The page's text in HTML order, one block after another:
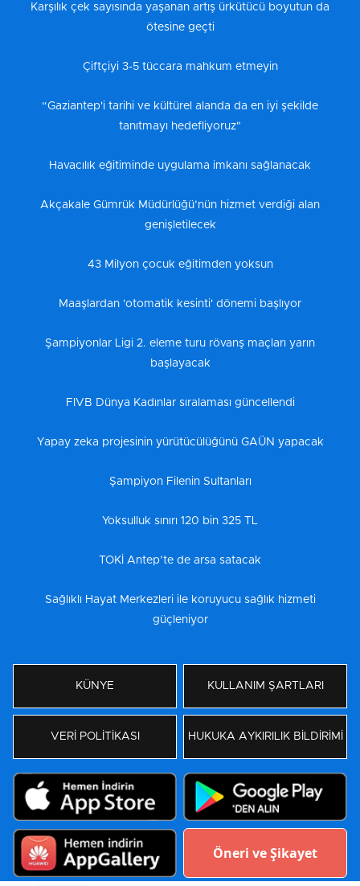
Karşılık çek sayısında yaşanan artış ürkütücü boyutun da
ötesine geçti
Çiftçiyi 3-5 tüccara mahkum etmeyin
“Gaziantep'i tarihi ve kültürel alanda da en iyi şekilde
tanıtmayı hedefliyoruz"
Havacılık eğitiminde uygulama imkanı sağlanacak
Akçakale Gümrük Müdürlüğü’nün hizmet verdiği alan
genişletilecek
43 Milyon çocuk eğitimden yoksun
Maaşlardan 'otomatik kesinti' dönemi başlıyor
Şampiyonlar Ligi 2. eleme turu rövanş maçları yarın
başlayacak
FIVB Dünya Kadınlar sıralaması güncellendi
Yapay zeka projesinin yürütücülüğünü GAÜN yapacak
Şampiyon Filenin Sultanları
Yoksulluk sınırı 120 bin 325 TL
TOKİ Antep’te de arsa satacak
Sağlıklı Hayat Merkezleri ile koruyucu sağlık hizmeti
güçleniyor
KÜNYE KULLANIM ŞARTLARI
VERİ POLİTİKASI HUKUKA AYKIRILIK BİLDİRİMİ
Öneri ve Şikayet